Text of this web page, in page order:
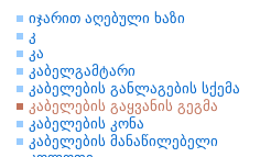
იჯარით აღებული ხაზი
კ
კა
კაბელგამტარი
კაბელების განლაგების სქემა
კაბელების გაყვანის გეგმა
კაბელების კონა
კაბელების მანაწილებელი